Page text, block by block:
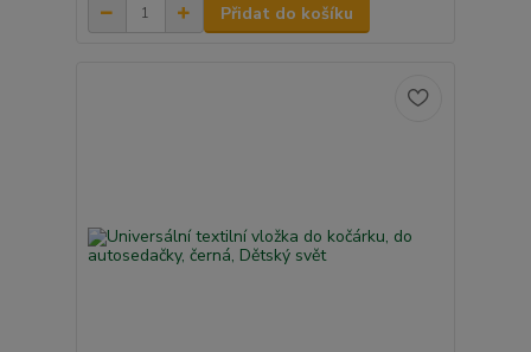
Přidat do košíku